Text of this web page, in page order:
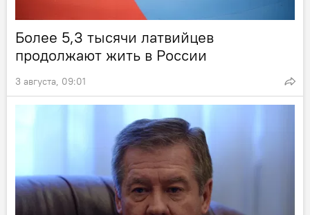
Более 5,3 тысячи латвийцев
продолжают жить в России
3 августа, 09:01